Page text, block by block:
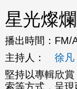
星光燦爛
播出時間： FM/
主持人：
徐凡
堅持以專輯欣
索等方式，呈